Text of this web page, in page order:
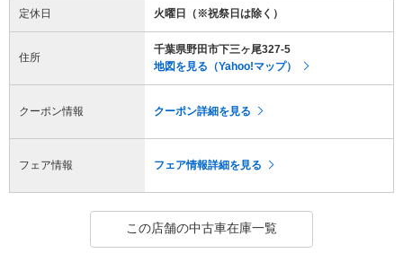
定休日 火曜日（※祝祭日は除く）
住所
千葉県野田市下三ヶ尾327-5
地図を見る（Yahoo!マップ）
クーポン情報 クーポン詳細を見る
フェア情報 フェア情報詳細を見る
この店舗の中古車在庫一覧